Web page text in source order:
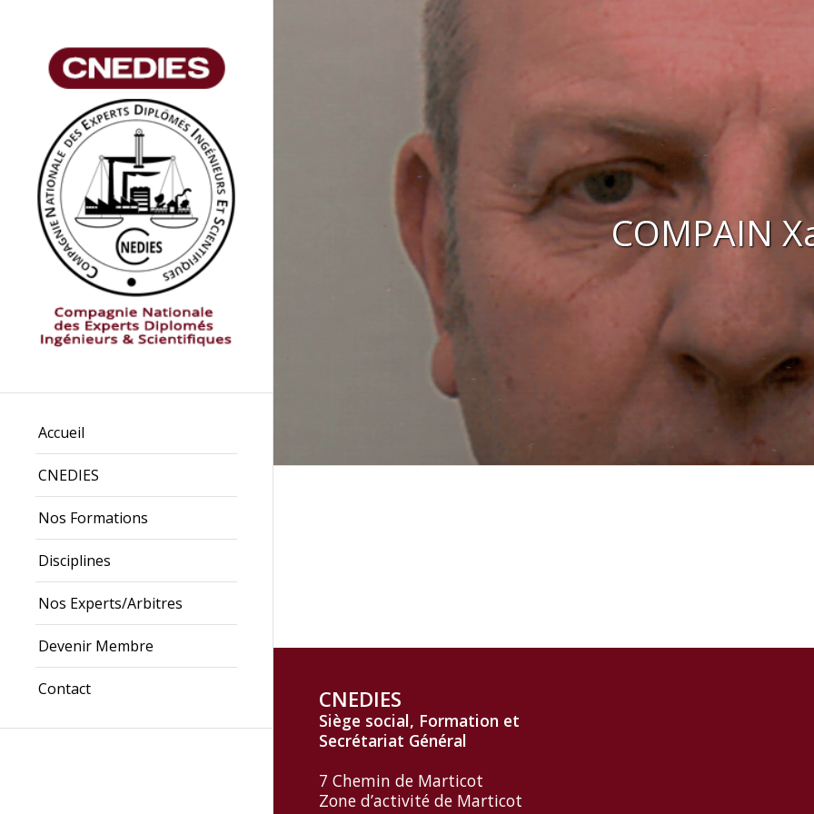
Accueil
CNEDIES
Nos Formations
Disciplines
Nos Experts/Arbitres
Devenir Membre
Contact
COMPAIN
CNEDIES
Siège social, Formation et
Secrétariat Général
7 Chemin de Marticot
Zone d’activité de Marticot